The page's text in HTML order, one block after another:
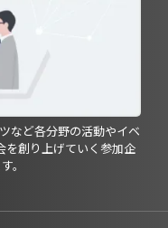
など各分野の活動やイベ
を創り上げていく参加企
。